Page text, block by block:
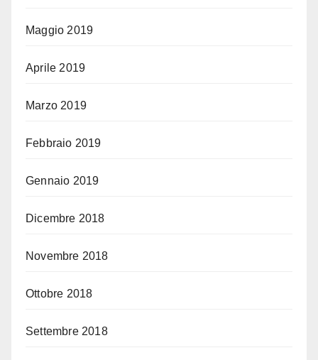
Maggio 2019
Aprile 2019
Marzo 2019
Febbraio 2019
Gennaio 2019
Dicembre 2018
Novembre 2018
Ottobre 2018
Settembre 2018